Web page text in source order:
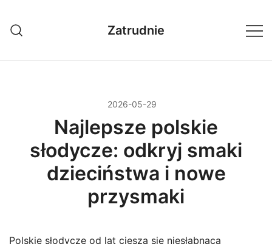
treści
Zatrudnie
2026-05-29
Najlepsze polskie
słodycze: odkryj smaki
dzieciństwa i nowe
przysmaki
Polskie słodycze od lat cieszą się niesłabnącą